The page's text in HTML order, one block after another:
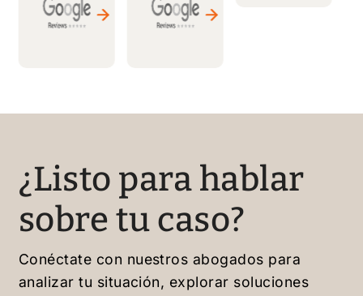
. Muy
recom
aré
con él
sin
dudarl
o.
recom
endabl
er
migrac
ión.
¿Listo para hablar
sobre tu caso?
Conéctate con nuestros abogados para
analizar tu situación, explorar soluciones